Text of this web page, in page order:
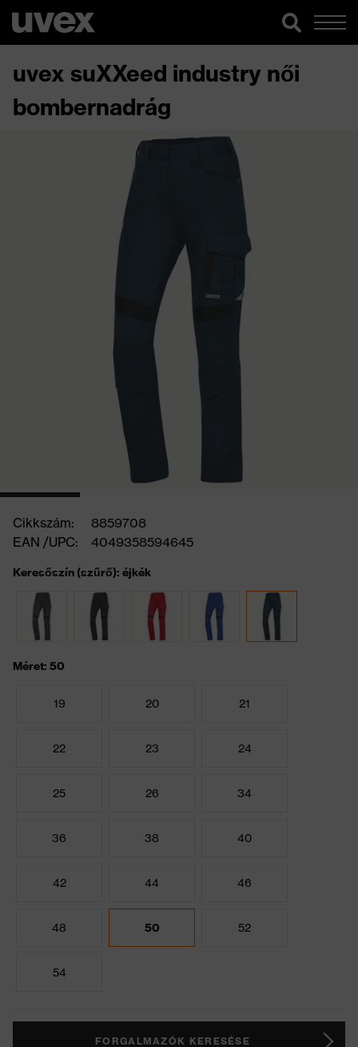
uvex suXXeed industry női
bombernadrág
Cikkszám:
8859708
EAN /UPC:
4049358594645
Keresőszín (szűrő): éjkék
Méret: 50
19 20 21
22 23 24
25 26 34
36 38 40
42 44 46
48 50 52
54
FORGALMAZÓK KERESÉSE